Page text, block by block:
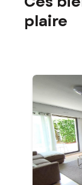
plaire